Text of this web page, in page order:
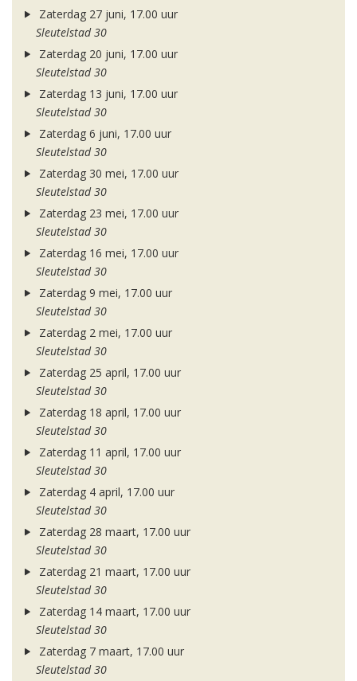
Zaterdag 27 juni, 17.00 uur
Sleutelstad 30
Zaterdag 20 juni, 17.00 uur
Sleutelstad 30
Zaterdag 13 juni, 17.00 uur
Sleutelstad 30
Zaterdag 6 juni, 17.00 uur
Sleutelstad 30
Zaterdag 30 mei, 17.00 uur
Sleutelstad 30
Zaterdag 23 mei, 17.00 uur
Sleutelstad 30
Zaterdag 16 mei, 17.00 uur
Sleutelstad 30
Zaterdag 9 mei, 17.00 uur
Sleutelstad 30
Zaterdag 2 mei, 17.00 uur
Sleutelstad 30
Zaterdag 25 april, 17.00 uur
Sleutelstad 30
Zaterdag 18 april, 17.00 uur
Sleutelstad 30
Zaterdag 11 april, 17.00 uur
Sleutelstad 30
Zaterdag 4 april, 17.00 uur
Sleutelstad 30
Zaterdag 28 maart, 17.00 uur
Sleutelstad 30
Zaterdag 21 maart, 17.00 uur
Sleutelstad 30
Zaterdag 14 maart, 17.00 uur
Sleutelstad 30
Zaterdag 7 maart, 17.00 uur
Sleutelstad 30